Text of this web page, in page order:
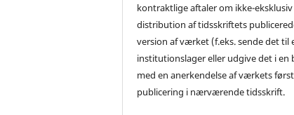
kontraktlige aftaler om ikke-eksklusiv
distribution af tidsskriftets
version af værket (f.eks. sende det til
institutionslager eller udgive det i en
med en anerkendelse af værkets
publicering i nærværende tidsskrift.